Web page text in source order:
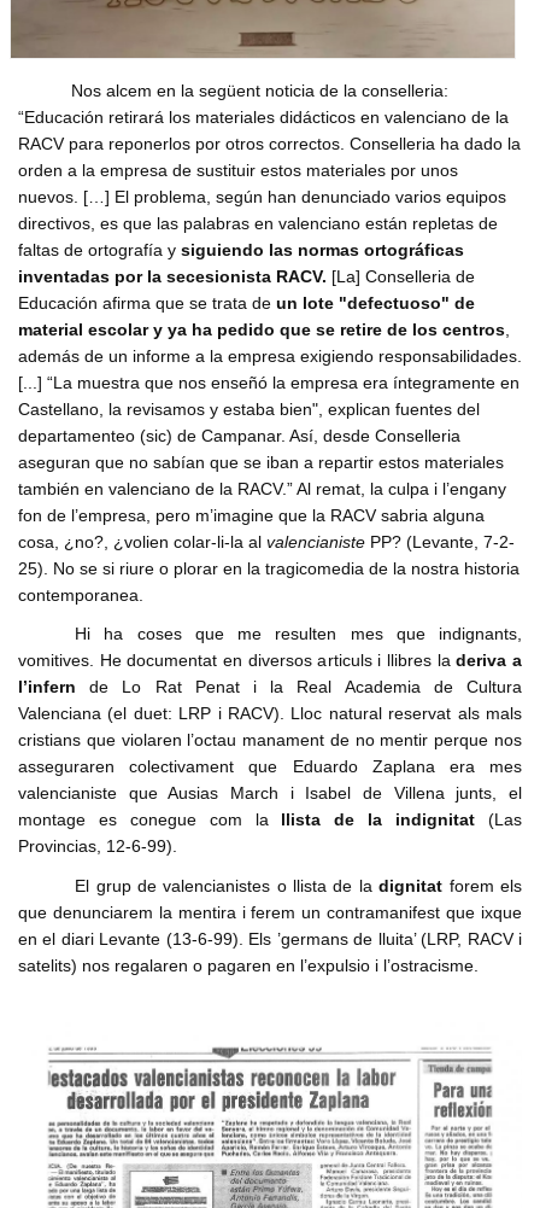
Politica
Opinio
Societat
Denuncia social
ACNV
Economia
Formacio complementaria
Contrasenya*
Crear nou conte
Solicitar una nova contrasenya
Afilia't
Cursos IEV
Nos alcem en la següent noticia de la conselleria:
“Educación retirará los materiales didácticos en valenciano de la
RACV para reponerlos por otros correctos. Conselleria ha dado la
orden a la empresa de sustituir estos materiales por unos
nuevos. […] El problema, según han denunciado varios equipos
directivos, es que las palabras en valenciano están repletas de
faltas de ortografía y siguiendo las normas ortográficas
inventadas por la secesionista RACV. [La] Conselleria de
Educación afirma que se trata de un lote "defectuoso" de
material escolar y ya ha pedido que se retire de los centros,
además de un informe a la empresa exigiendo responsabilidades.
[...] “La muestra que nos enseñó la empresa era íntegramente en
Castellano, la revisamos y estaba bien", explican fuentes del
departamenteo (sic) de Campanar. Así, desde Conselleria
aseguran que no sabían que se iban a repartir estos materiales
también en valenciano de la RACV.” Al remat, la culpa i l’engany
fon de l’empresa, pero m’imagine que la RACV sabria alguna
cosa, ¿no?, ¿volien colar-li-la al valencianiste PP? (Levante, 7-2-
25). No se si riure o plorar en la tragicomedia de la nostra historia
contemporanea.
Hi ha coses que me resulten mes que indignants,
vomitives. He documentat en diversos articuls i llibres laderiva a
l’infern de Lo Rat Penat i la Real Academia de Cultura
Valenciana (el duet: LRP i RACV). Lloc natural reservat als mals
cristians que violaren l’octau manament de no mentir perque nos
asseguraren colectivament que Eduardo Zaplana era mes
valencianiste que Ausias March i Isabel de Villena junts, el
montage es conegue com la llista de la indignitat(Las
Provincias, 12-6-99).
El grup de valencianistes o llista de ladignitat forem els
que denunciarem la mentira i ferem un contramanifest que ixque
en el diari Levante (13-6-99). Els ’germans de lluita’ (LRP, RACV i
satelits) nos regalaren o pagaren en l’expulsio i l’ostracisme.